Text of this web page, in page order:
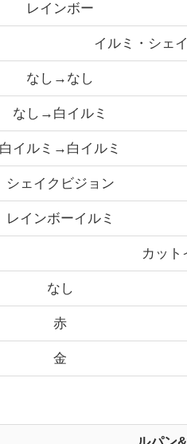
レインボー
イルミ・シェ
なし→なし
なし→白イルミ
白イルミ→白イルミ
シェイクビジョン
レインボーイルミ
カット
なし
赤
金